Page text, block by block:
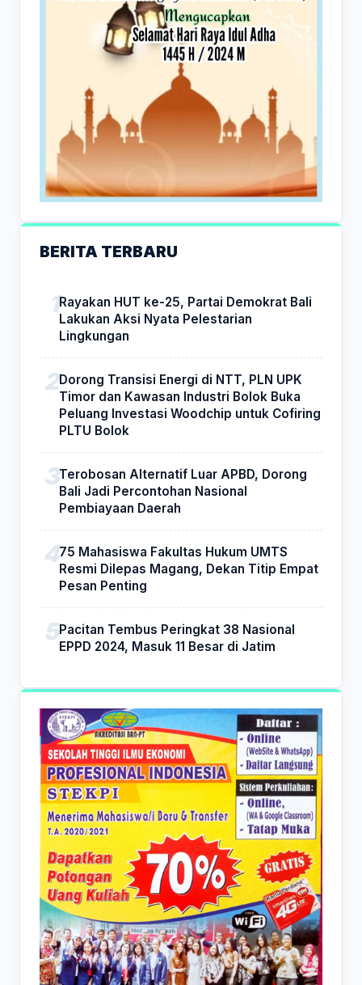
BERITA TERBARU
Rayakan HUT ke-25, Partai Demokrat Bali
Lakukan Aksi Nyata Pelestarian
Lingkungan
Dorong Transisi Energi di NTT, PLN UPK
Timor dan Kawasan Industri Bolok Buka
Peluang Investasi Woodchip untuk Cofiring
PLTU Bolok
Terobosan Alternatif Luar APBD, Dorong
Bali Jadi Percontohan Nasional
Pembiayaan Daerah
75 Mahasiswa Fakultas Hukum UMTS
Resmi Dilepas Magang, Dekan Titip Empat
Pesan Penting
Pacitan Tembus Peringkat 38 Nasional
EPPD 2024, Masuk 11 Besar di Jatim